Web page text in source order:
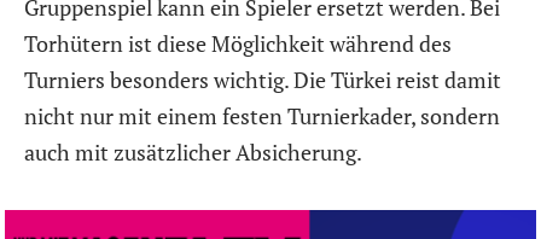
Gruppenspiel kann ein Spieler ersetzt werden. Bei
Torhütern ist diese Möglichkeit während des
Turniers besonders wichtig. Die Türkei reist damit
nicht nur mit einem festen Turnierkader, sondern
auch mit zusätzlicher Absicherung.